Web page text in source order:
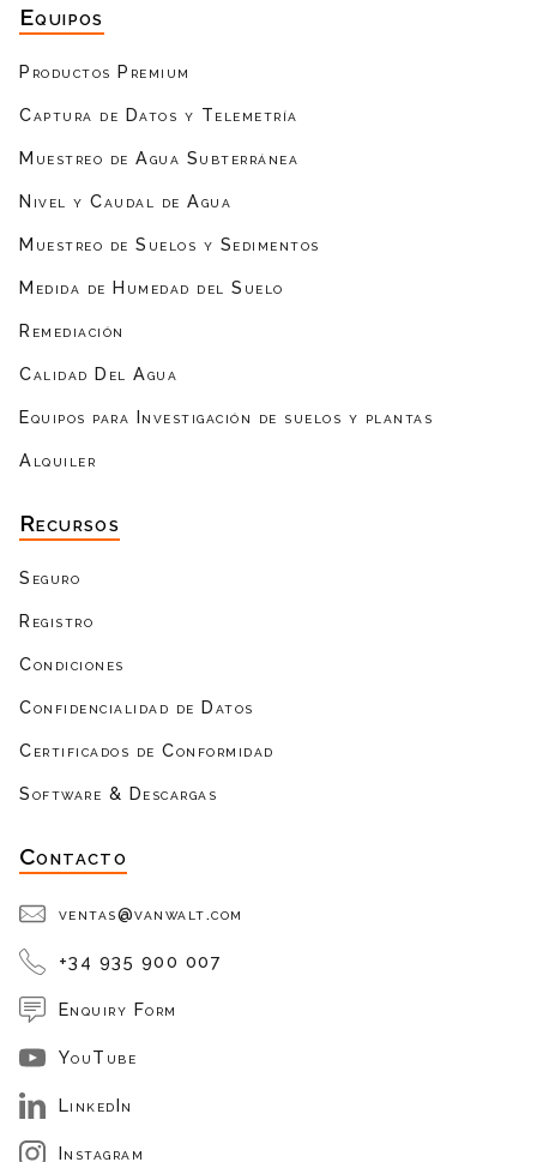
Equipos
Productos Premium
Captura de Datos y Telemetría
Muestreo de Agua Subterránea
Nivel y Caudal de Agua
Muestreo de Suelos y Sedimentos
Medida de Humedad del Suelo
Remediación
Calidad Del Agua
Equipos para Investigación de suelos y plantas
Alquiler
Recursos
Seguro
Registro
Condiciones
Confidencialidad de Datos
Certificados de Conformidad
Software & Descargas
Contacto
ventas@vanwalt.com
+34 935 900 007
Enquiry Form
YouTube
LinkedIn
Instagram